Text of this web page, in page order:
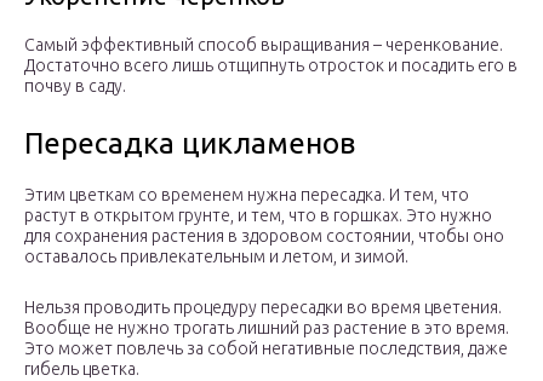
Самый эффективный способ выращивания – черенкование.
Достаточно всего лишь отщипнуть отросток и посадить его в
почву в саду.
Пересадка цикламенов
Этим цветкам со временем нужна пересадка. И тем, что
растут в открытом грунте, и тем, что в горшках. Это нужно
для сохранения растения в здоровом состоянии, чтобы оно
оставалось привлекательным и летом, и зимой.
Нельзя проводить процедуру пересадки во время цветения.
Вообще не нужно трогать лишний раз растение в это время.
Это может повлечь за собой негативные последствия, даже
гибель цветка.